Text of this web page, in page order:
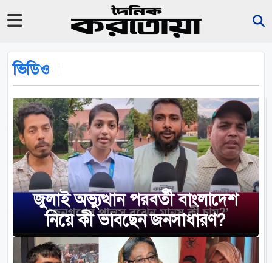
ভিডিও
জুলাই অভ্যুত্থান পরবর্তী বাংলাদেশ
নিয়ে কী ভাবছেন জনসাধারণ?